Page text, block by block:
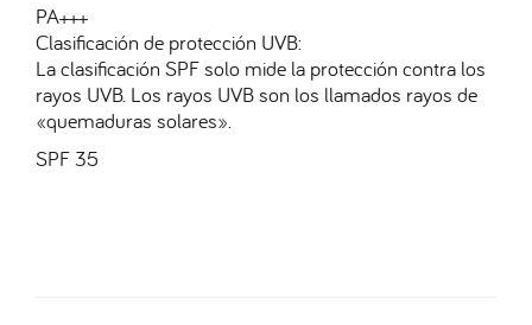
PA+++
Clasificación de protección UVB:
La clasificación SPF solo mide la protección contra los
rayos UVB. Los rayos UVB son los llamados rayos de
«quemaduras solares».
SPF 35